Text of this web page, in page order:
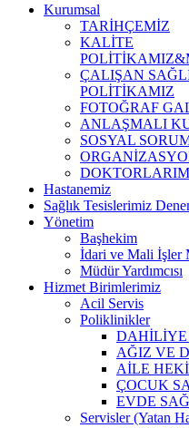
Kurumsal
TARİHÇEMİZ
KALİTE
ÇALIŞAN
POLİTİKAMIZ
FOTOĞRAF
ANLAŞMALI
SOSYAL
Hastanemiz
Sağlık Tesislerimiz
Yönetim
Başhekim
İdari ve Mali İşler
Müdür Yardımcısı
Hizmet Birimlerimiz
Acil Servis
Poliklinikler
AĞIZ VE
AİLE
ÇOCUK
EVDE
Servisler (Yatan